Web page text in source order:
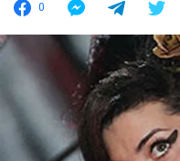
0